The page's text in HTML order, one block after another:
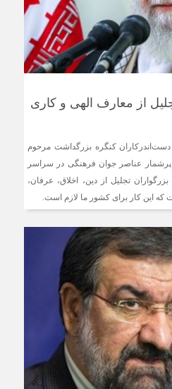
از معارف الهی و کاری
دست‌اندرکاران کنگره بزرگداشت مرحوم
پرشمار عناصر جوان فرهنگی در سراسر
تجلیل از دین، اخلاق، عرفان،
این کار برای کشور ما لازم است.